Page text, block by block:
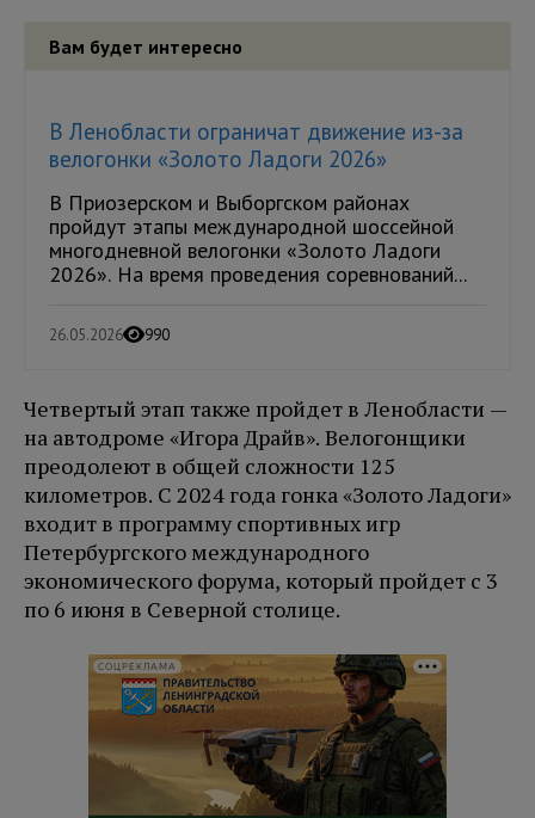
Вам будет интересно
В Ленобласти ограничат движение из-за
велогонки «Золото Ладоги 2026»
В Приозерском и Выборгском районах
пройдут этапы международной шоссейной
многодневной велогонки «Золото Ладоги
2026». На время проведения соревнований...
26.05.2026 990
Четвертый этап также пройдет в Ленобласти —
на автодроме «Игора Драйв». Велогонщики
преодолеют в общей сложности 125
километров. С 2024 года гонка «Золото Ладоги»
входит в программу спортивных игр
Петербургского международного
экономического форума, который пройдет с 3
по 6 июня в Северной столице.
СОЦРЕКЛАМА